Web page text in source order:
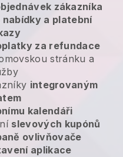
zákazníka
nabídky a platební
za refundace
stránku a
integrovaným
kalendáři
slevových kupónů
ovlivňovače
aplikace